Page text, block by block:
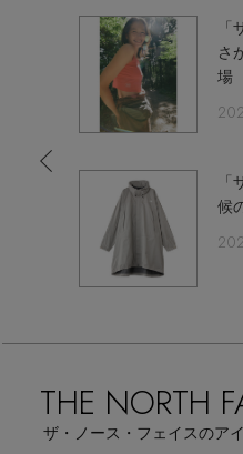
ベビー（0-2歳）
すべてのベビー
ロンパース・肌着
トップス
アウター
キッズ(2歳～)
すべてのキッズ
トップス
ワンピース・コンビネ
すべてのギフト
出産祝い
おもちゃ･絵本・文具 図
ブランケット・タオル
すべてのお出かけ・
小物・雑貨
カスタマーサポート
エル・ショップについて
お知らせ
よくあるご質問
さ
場
候
THE NORTH
ザ・ノース・フェイスのア